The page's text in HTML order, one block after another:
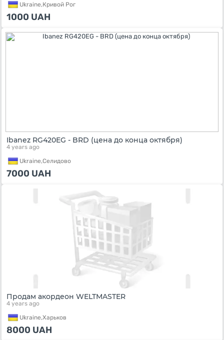
Ukraine,Кривой Рог
1000 UAH
Ibanez RG420EG - BRD (цена до конца октября)
4 years ago
Ukraine,Селидово
7000 UAH
Продам акордеон WELTMASTER
4 years ago
Ukraine,Харьков
8000 UAH